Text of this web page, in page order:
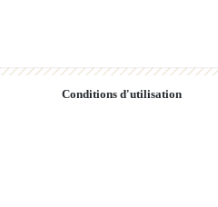
Conditions d'utilisation